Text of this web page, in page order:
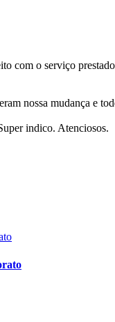
com o serviço
nossa mudança e
indico. Atenciosos.